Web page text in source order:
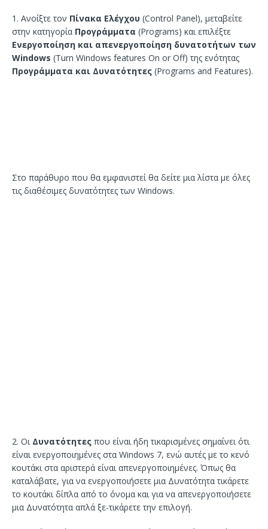
1. Ανοίξτε τον Πίνακα Ελέγχου (Control Panel), μεταβείτε
στην κατηγορία Προγράμματα (Programs) και επιλέξτε
Ενεργοποίηση και απενεργοποίηση δυνατοτήτων των
Windows (Turn Windows features On or Off) της ενότητας
Προγράμματα και Δυνατότητες (Programs and Features).
Στο παράθυρο που θα εμφανιστεί θα δείτε μια λίστα με όλες
τις διαθέσιμες δυνατότητες των Windows.
2. Οι Δυνατότητες που είναι ήδη τικαρισμένες σημαίνει ότι
είναι ενεργοποιημένες στα Windows 7, ενώ αυτές με το κενό
κουτάκι στα αριστερά είναι απενεργοποιημένες. Όπως θα
καταλάβατε, για να ενεργοποιήσετε μια Δυνατότητα τικάρετε
το κουτάκι δίπλα από το όνομα και για να απενεργοποιήσετε
μια Δυνατότητα απλά ξε-τικάρετε την επιλογή.